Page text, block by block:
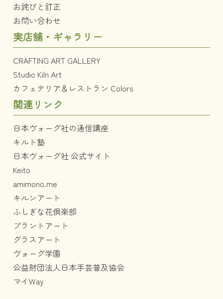
お詫びと訂正
お問い合わせ
実店舗・ギャラリー
CRAFTING ART GALLERY
Studio Kiln Art
カフェテリア＆レストラン Colors
関連リンク
日本ヴォーグ社の通信講座
キルト塾
日本ヴォーグ社 公式サイト
Keito
amimono.me
キルンアート
ふしぎな花倶楽部
プラントアート
グラスアート
ヴォーグ学園
公益財団法人日本手芸普及協会
マイWay